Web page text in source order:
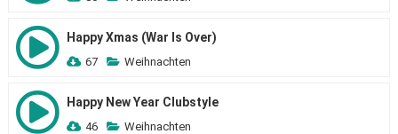
Happy Xmas (War Is Over)
67 Weihnachten
Happy New Year Clubstyle
46 Weihnachten